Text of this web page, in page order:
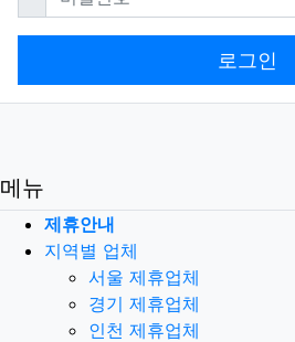
로그인
메뉴
제휴안내
지역별 업체
서울 제휴업체
경기 제휴업체
인천 제휴업체